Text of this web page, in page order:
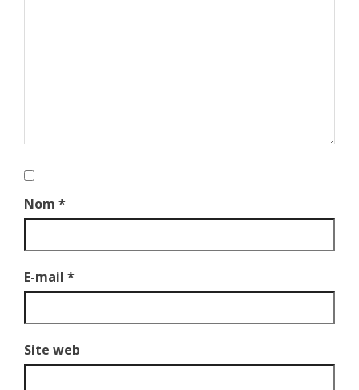
Nom *
E-mail *
Site web